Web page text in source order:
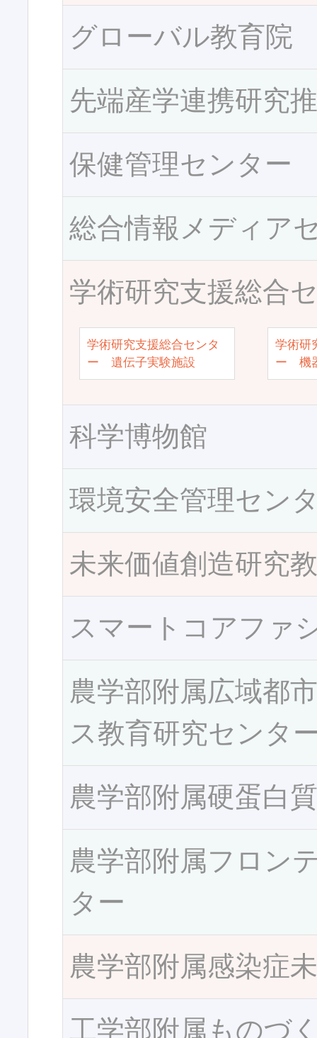
グローバル教育院
先端産学連携研究
保健管理センター
総合情報メディア
学術研究支援総合
学術研究支援総合センタ
ー 遺伝子実験施設
学術研
ー 機
科学博物館
環境安全管理セン
未来価値創造研究
スマートコアファ
農学部附属広域都
ス教育研究センタ
農学部附属硬蛋白
農学部附属フロン
ター
農学部附属感染症
工学部附属ものづ